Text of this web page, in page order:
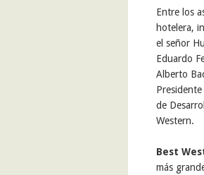
Entre los
hotelera,
el señor
Eduardo
Alberto
de
Western.
Best
más